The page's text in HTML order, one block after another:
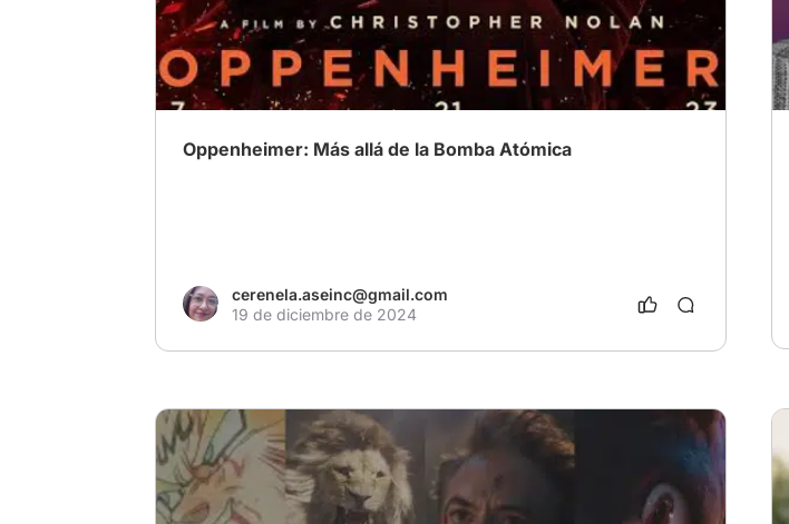
# MejorPelícula2024
Oppenheimer: Más allá de la Bomba Atómica
cerenela.aseinc@gmail.com
19 de diciembre de 2024